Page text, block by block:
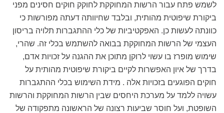
לשמש פתח עבור הרשות המחוקקת לחוקק חוקים חסינים מפני
ביקורת שיפוטית מהותית, ובלבד שחיוותה דעתה מפורשות כי
כוונתה לעשות כן. האפקטיביות של כלי ההתגברות תלויה בריסון
העצמי של הרשות המחוקקת בבואה להשתמש בכלי זה. שהרי,
שימוש מופרז בו עשוי לרוקן מתוכן את ההגנה על זכויות אדם,
בדרך של איון האפשרות לקיים ביקורת שיפוטית מהותית על
חוקים הפוגעים בזכויות אלה . מידת השימוש בכלי ההתגברות
עשויה ללמד על מערכת היחסים שבין הרשות המחוקקת והרשות
השופטת, ועל חוסר שביעות רצונה של הראשונה מתפקודה של